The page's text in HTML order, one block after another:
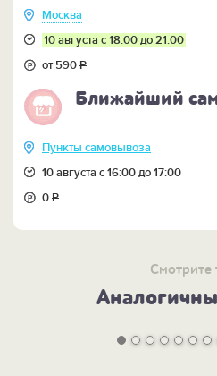
Москва
10 августа с 18:00 до 21:00
от 590Р
Ближайший
Пункты самовывоза
10 августа с 16:00 до 17:00
0Р
Смотрите